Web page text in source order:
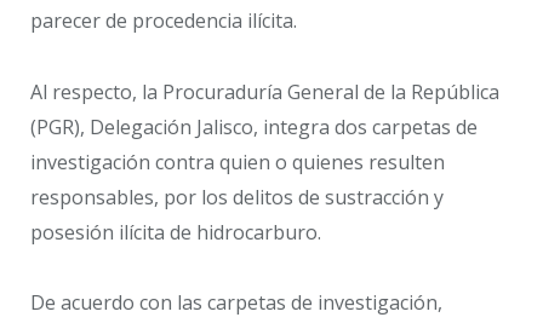
parecer de procedencia ilícita.
Al respecto, la Procuraduría General de la República
(PGR), Delegación Jalisco, integra dos carpetas de
investigación contra quien o quienes resulten
responsables, por los delitos de sustracción y
posesión ilícita de hidrocarburo.
De acuerdo con las carpetas de investigación,